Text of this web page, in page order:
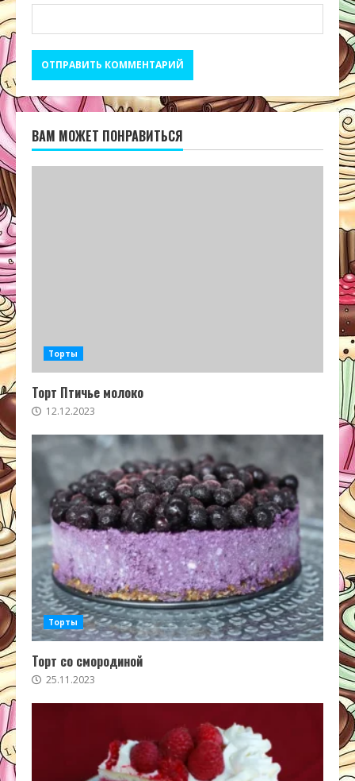
ВАМ МОЖЕТ ПОНРАВИТЬСЯ
Торты
Торт Птичье молоко
12.12.2023
Торты
Торт со смородиной
25.11.2023